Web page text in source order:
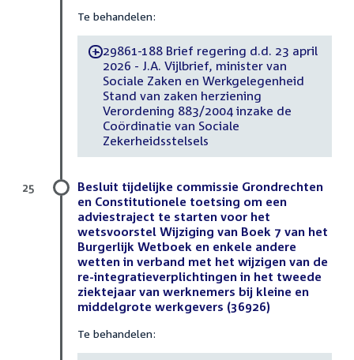
Te behandelen:
-29861-188 Brief regering d.d. 23 april
2026 - J.A. Vijlbrief, minister van
Sociale Zaken en Werkgelegenheid
Stand van zaken herziening
Verordening 883/2004 inzake de
Coördinatie van Sociale
Zekerheidsstelsels
Besluit tijdelijke commissie Grondrechten
en Constitutionele toetsing om een
adviestraject te starten voor het
wetsvoorstel Wijziging van Boek 7 van het
Burgerlijk Wetboek en enkele andere
wetten in verband met het wijzigen van de
re-integratieverplichtingen in het tweede
ziektejaar van werknemers bij kleine en
middelgrote werkgevers (36926)
Te behandelen:
25